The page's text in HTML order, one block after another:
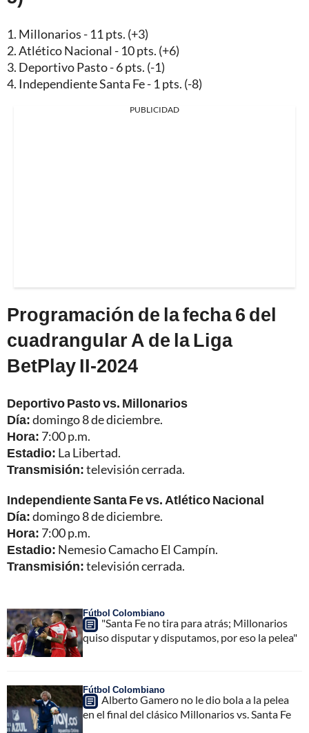
1. Millonarios - 11 pts. (+3)
2. Atlético Nacional - 10 pts. (+6)
3. Deportivo Pasto - 6 pts. (-1)
4. Independiente Santa Fe - 1 pts. (-8)
PUBLICIDAD
Programación de la fecha 6 del
cuadrangular A de la Liga
BetPlay II-2024
Deportivo Pasto vs. Millonarios
Día:domingo 8 de diciembre.
Hora: 7:00 p.m.
Estadio: La Libertad.
Transmisión:televisión cerrada.
Independiente Santa Fe vs. Atlético Nacional
Día:domingo 8 de diciembre.
Hora: 7:00 p.m.
Estadio: Nemesio Camacho El Campín.
Transmisión:televisión cerrada.
Fútbol Colombiano
"Santa Fe no tira para atrás; Millonarios
quiso disputar y disputamos, por eso la pelea"
Fútbol Colombiano
Alberto Gamero no le dio bola a la pelea
en el final del clásico Millonarios vs. Santa Fe